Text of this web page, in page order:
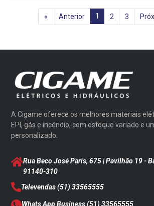
« Anterior 1 2 3
A Cigame oferece os melhores materiais
EPI, gás e incêndio, com estoque variado e
personalizado.
Rua Beco José Paris, 675 | Pavilhão 19 -
91140-310
Televendas(51) 33565555
Whats App Business(51) 33565555